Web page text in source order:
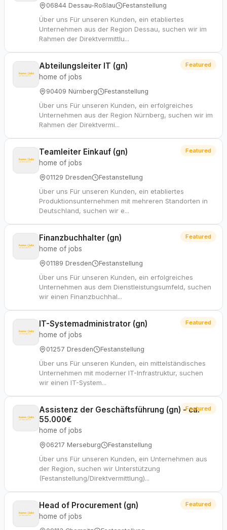
06844 Dessau-Roßlau Festanstellung
Über uns Für unseren Kunden, ein etabliertes
Unternehmen aus der Region Dessau, suchen wir im
Rahmen der Direktvermittlu...
Abteilungsleiter IT (gn)
home of jobs
90409 Nürnberg Festanstellung
Über uns Für unseren Kunden, ein erfolgreiches
Unternehmen aus der Region Nürnberg, suchen wir im
Rahmen der Direktvermi...
Featured
Teamleiter Einkauf (gn)
home of jobs
01129 Dresden Festanstellung
Über uns Für unseren Kunden, ein etabliertes
Produktionsunternehmen mit mehreren Standorten in
Deutschland, suchen wir e...
Featured
Finanzbuchhalter (gn)
home of jobs
01189 Dresden Festanstellung
Über uns Für unseren Kunden, ein erfolgreiches
Unternehmen aus dem Dienstleistungsumfeld, suchen
wir einen Finanzbuchhal...
Featured
IT-Systemadministrator (gn)
home of jobs
01257 Dresden Festanstellung
Über uns Für unseren Kunden, ein mittelständisches
Unternehmen mit moderner IT-Infrastruktur, suchen
wir einen IT-System...
Featured
Assistenz der Geschäftsführung (gn) - ca.
55.000€
home of jobs
06217 Merseburg Festanstellung
Über uns Für unseren Kunden, ein Unternehmen aus
der Region, suchen wir Unterstützung
(Festanstellung/Direktvermittlung)...
Featured
Head of Procurement (gn)
home of jobs
Featured